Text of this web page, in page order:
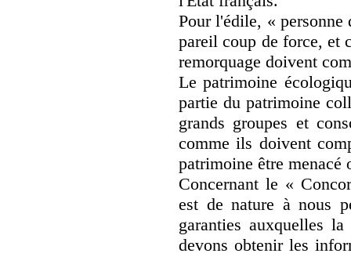
Pour l'édile, «
pareil coup de force, et
remorquage doivent
Le patrimoine
partie du patrimoine
grands groupes et
comme ils doivent
patrimoine être menacé
Concernant le «
est de nature à nous
garanties auxquelles
devons obtenir les